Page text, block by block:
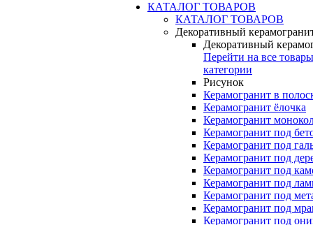
КАТАЛОГ ТОВАРОВ
КАТАЛОГ ТОВАРОВ
Декоративный
Декоративный
Перейти на все товары
категории
Рисунок
Керамогранит в
Керамогранит ёлочка
Керамогранит
Керамогранит под
Керамогранит под
Керамогранит под
Керамогранит под
Керамогранит под
Керамогранит под
Керамогранит под
Керамогранит под